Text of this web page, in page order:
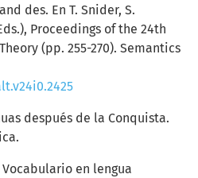
des. En T. Snider, S.
Proceedings of the 24th
(pp. 255-270). Semantics
después de la Conquista.
Vocabulario en lengua